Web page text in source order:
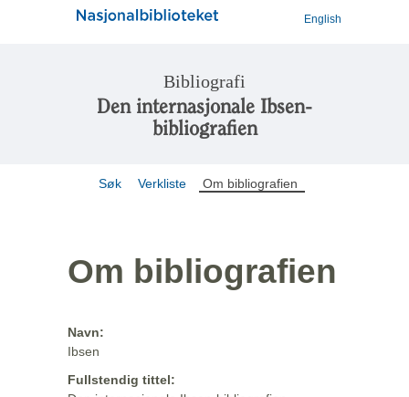
English
Bibliografi
Den internasjonale Ibsen-
bibliografien
Søk Verkliste Om bibliografien
Om bibliografien
Navn:
Ibsen
Fullstendig tittel: